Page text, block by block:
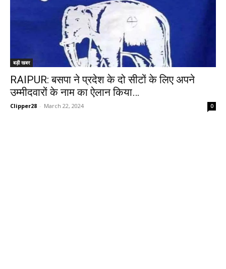
बड़ी खबर
RAIPUR: बसपा ने प्रदेश के दो सीटों के लिए अपने
उम्मीदवारों के नाम का ऐलान किया…
Clipper28 - March 22, 2024 0